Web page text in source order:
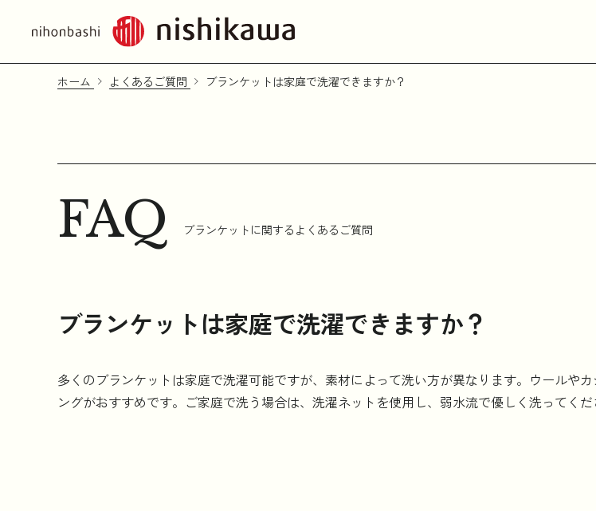
ホーム よくあるご質問 ブランケットは家庭で洗濯できますか？
FAQ ブランケットに関するよくあるご質問
ブランケットは家庭で洗濯できますか？
多くのブランケットは家庭で洗濯可能ですが、素材によって洗い方が異なります。ウールや
ングがおすすめです。ご家庭で洗う場合は、洗濯ネットを使用し、弱水流で優しく洗ってくだ